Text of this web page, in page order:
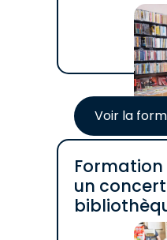
Voir la
un